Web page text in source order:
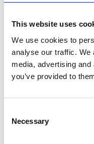
This website uses
We use cookies to
analyse our traffic. We
media, advertising
you’ve provided to
Selection
Necessary
przedstawiciele
rejestrują w
kontrolująca
wcześniej